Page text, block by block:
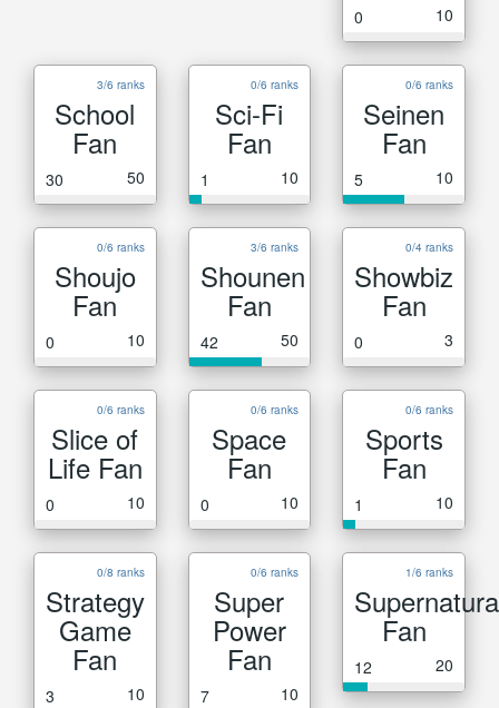
0 10
3/6 ranks
School
Fan
30 50
0/6 ranks
Sci-Fi
Fan
1 10
0/6 ranks
Seinen
Fan
5 10
0/6 ranks
Shoujo
Fan
0 10
3/6 ranks
Shounen
Fan
42 50
0/4 ranks
Showbiz
Fan
0 3
0/6 ranks
Slice of
Life Fan
0 10
0/6 ranks
Space
Fan
0 10
0/6 ranks
Sports
Fan
1 10
0/8 ranks
Strategy
Game
Fan
3 10
0/6 ranks
Super
Power
Fan
7 10
1/6 ranks
Fan
12 20